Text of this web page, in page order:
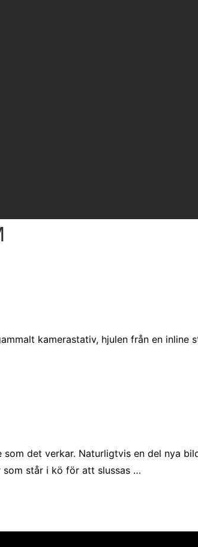
kamerastativ, hjulen från en inline
det verkar. Naturligtvis en del nya
som står i kö för att slussas …